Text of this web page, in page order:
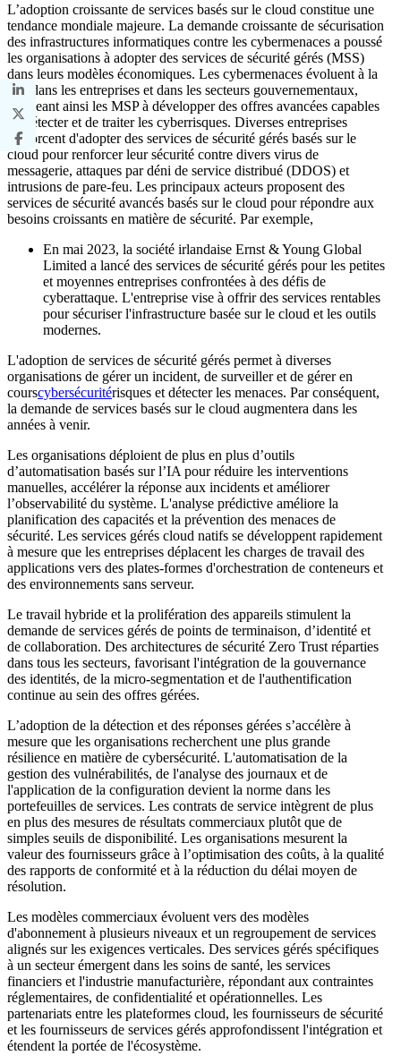
L’adoption croissante de services basés sur le cloud constitue une
tendance mondiale majeure. La demande croissante de sécurisation
des infrastructures informatiques contre les cybermenaces a poussé
les organisations à adopter des services de sécurité gérés (MSS)
dans leurs modèles économiques. Les cybermenaces évoluent à la
fois dans les entreprises et dans les secteurs gouvernementaux,
obligeant ainsi les MSP à développer des offres avancées capables
de détecter et de traiter les cyberrisques. Diverses entreprises
s'efforcent d'adopter des services de sécurité gérés basés sur le
cloud pour renforcer leur sécurité contre divers virus de
messagerie, attaques par déni de service distribué (DDOS) et
intrusions de pare-feu. Les principaux acteurs proposent des
services de sécurité avancés basés sur le cloud pour répondre aux
besoins croissants en matière de sécurité. Par exemple,
En mai 2023, la société irlandaise Ernst & Young Global
Limited a lancé des services de sécurité gérés pour les petites
et moyennes entreprises confrontées à des défis de
cyberattaque. L'entreprise vise à offrir des services rentables
pour sécuriser l'infrastructure basée sur le cloud et les outils
modernes.
L'adoption de services de sécurité gérés permet à diverses
organisations de gérer un incident, de surveiller et de gérer en
courscybersécuritérisques et détecter les menaces. Par conséquent,
la demande de services basés sur le cloud augmentera dans les
années à venir.
Les organisations déploient de plus en plus d’outils
d’automatisation basés sur l’IA pour réduire les interventions
manuelles, accélérer la réponse aux incidents et améliorer
l’observabilité du système. L'analyse prédictive améliore la
planification des capacités et la prévention des menaces de
sécurité. Les services gérés cloud natifs se développent rapidement
à mesure que les entreprises déplacent les charges de travail des
applications vers des plates-formes d'orchestration de conteneurs et
des environnements sans serveur.
Le travail hybride et la prolifération des appareils stimulent la
demande de services gérés de points de terminaison, d’identité et
de collaboration. Des architectures de sécurité Zero Trust réparties
dans tous les secteurs, favorisant l'intégration de la gouvernance
des identités, de la micro-segmentation et de l'authentification
continue au sein des offres gérées.
L’adoption de la détection et des réponses gérées s’accélère à
mesure que les organisations recherchent une plus grande
résilience en matière de cybersécurité. L'automatisation de la
gestion des vulnérabilités, de l'analyse des journaux et de
l'application de la configuration devient la norme dans les
portefeuilles de services. Les contrats de service intègrent de plus
en plus des mesures de résultats commerciaux plutôt que de
simples seuils de disponibilité. Les organisations mesurent la
valeur des fournisseurs grâce à l’optimisation des coûts, à la qualité
des rapports de conformité et à la réduction du délai moyen de
résolution.
Les modèles commerciaux évoluent vers des modèles
d'abonnement à plusieurs niveaux et un regroupement de services
alignés sur les exigences verticales. Des services gérés spécifiques
à un secteur émergent dans les soins de santé, les services
financiers et l'industrie manufacturière, répondant aux contraintes
réglementaires, de confidentialité et opérationnelles. Les
partenariats entre les plateformes cloud, les fournisseurs de sécurité
et les fournisseurs de services gérés approfondissent l'intégration et
étendent la portée de l'écosystème.